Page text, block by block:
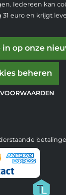
Iedereen kan
euro en krijgt
in op onze
beheren